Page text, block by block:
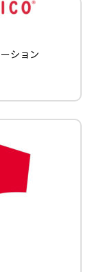
ション